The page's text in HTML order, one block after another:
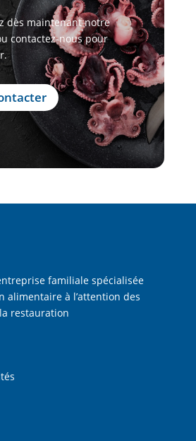
dès maintenant notre
contactez-nous pour
familiale spécialisée
alimentaire à l’attention des
restauration